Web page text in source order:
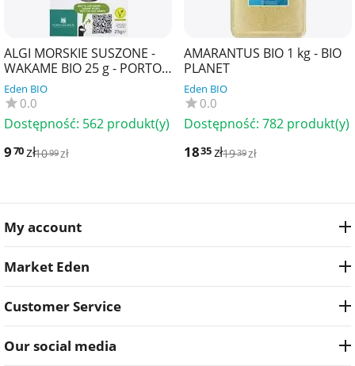
ALGI MORSKIE SUSZONE -
WAKAME BIO 25 g - PORTO
MUINOS
Eden BIO
0.0
Dostępność: 562 produkt(y)
970zł1099zł
AMARANTUS BIO 1 kg - BIO
PLANET
Eden BIO
0.0
Dostępność: 782 produkt(y)
1835zł1939zł
My account
Market Eden
Customer Service
Our social media